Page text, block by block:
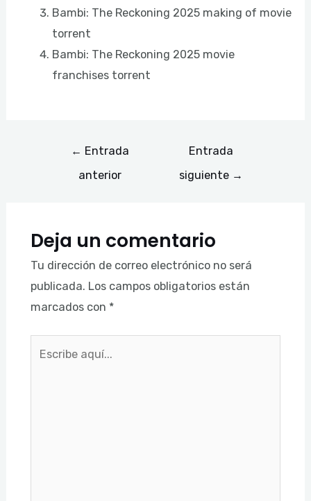
Bambi: The Reckoning 2025 making of movie
torrent
Bambi: The Reckoning 2025 movie
franchises torrent
← Entrada
anterior
Entrada
siguiente →
Deja un comentario
Tu dirección de correo electrónico no será
publicada. Los campos obligatorios están
marcados con *